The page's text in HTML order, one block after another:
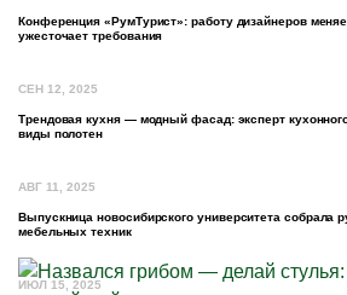
Конференция «РумТурист»: работу дизайнеров
ужесточает требования
СЕН 12, 2025
Трендовая кухня — модный фасад: эксперт
виды полотен
АВГ 11, 2025
Выпускница новосибирского университета
мебельных техник
ИЮЛ 15, 2025